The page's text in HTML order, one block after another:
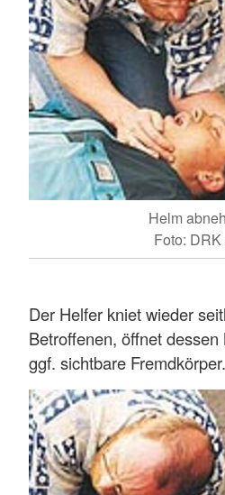
Helm
Foto: DRK
Der Helfer kniet wieder
Betroffenen, öffnet
ggf. sichtbare Fremdkörper.